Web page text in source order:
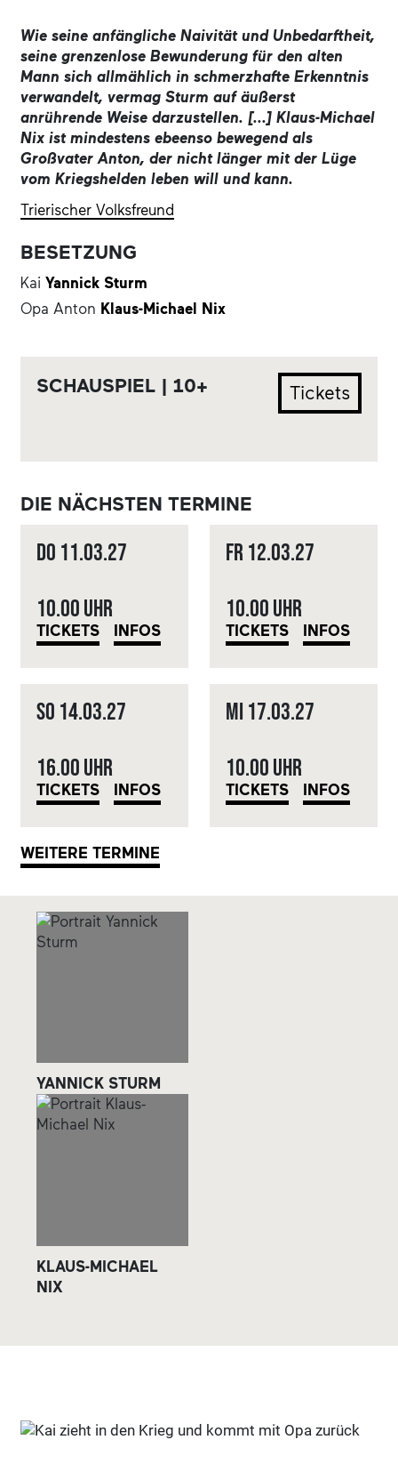
Wie seine anfängliche Naivität und Unbedarftheit,
seine grenzenlose Bewunderung für den alten
Mann sich allmählich in schmerzhafte Erkenntnis
verwandelt, vermag Sturm auf äußerst
anrührende Weise darzustellen. [...] Klaus-Michael
Nix ist mindestens ebeenso bewegend als
Großvater Anton, der nicht länger mit der Lüge
vom Kriegshelden leben will und kann.
Trierischer Volksfreund
BESETZUNG
Kai Yannick Sturm
Opa Anton Klaus-Michael Nix
SCHAUSPIEL | 10+ Tickets
DIE NÄCHSTEN TERMINE
Do 11.03.27
10.00 Uhr
TICKETS INFOS
Fr12.03.27
10.00 Uhr
TICKETS INFOS
So 14.03.27
16.00 Uhr
TICKETS INFOS
Mi 17.03.27
10.00 Uhr
TICKETS INFOS
WEITERE TERMINE
YANNICK STURM
KLAUS-MICHAEL
NIX